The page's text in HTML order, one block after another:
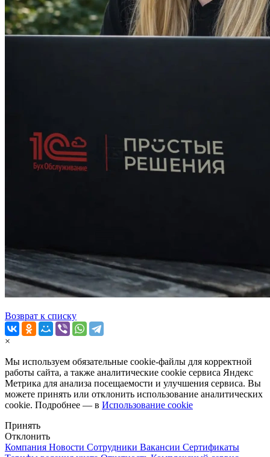
Возврат к списку
×
Мы используем обязательные cookie-файлы для корректной
работы сайта, а также аналитические cookie сервиса Яндекс
Метрика для анализа посещаемости и улучшения сервиса. Вы
можете принять или отклонить использование аналитических
cookie. Подробнее — в Использование cookie
Принять
Отклонить
Компания Новости Сотрудники Вакансии Сертификаты